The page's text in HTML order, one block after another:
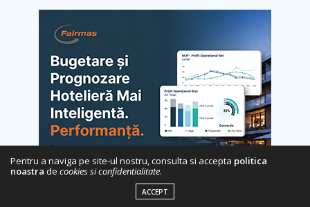
Pentru a naviga pe site-ul nostru, consulta si accepta politica
noastra de cookies si confidentialitate.
ACCEPT